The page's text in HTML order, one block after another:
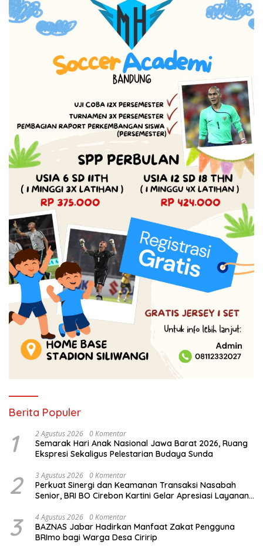
Berita Populer
1 2 Agustus 2026 0 Komentar
Semarak Hari Anak Nasional Jawa Barat 2026, Ruang
Ekspresi Sekaligus Pelestarian Budaya Sunda
2 3 Agustus 2026 0 Komentar
Perkuat Sinergi dan Keamanan Transaksi Nasabah
Senior, BRI BO Cirebon Kartini Gelar Apresiasi Layanan
3 4 Agustus 2026 0 Komentar
BAZNAS Jabar Hadirkan Manfaat Zakat Pengguna
BRImo bagi Warga Desa Ciririp